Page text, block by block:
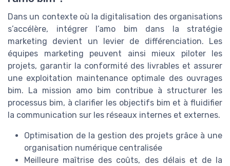
Dans un contexte où la digitalisation des organisations
s’accélère, intégrer l’amo bim dans la stratégie
marketing devient un levier de différenciation. Les
équipes marketing peuvent ainsi mieux piloter les
projets, garantir la conformité des livrables et assurer
une exploitation maintenance optimale des ouvrages
bim. La mission amo bim contribue à structurer les
processus bim, à clarifier les objectifs bim et à fluidifier
la communication sur les réseaux internes et externes.
Optimisation de la gestion des projets grâce à une
organisation numérique centralisée
Meilleure maîtrise des coûts, des délais et de la